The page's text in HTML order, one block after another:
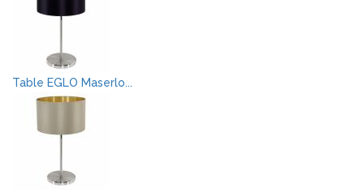
Table EGLO Maserlo...